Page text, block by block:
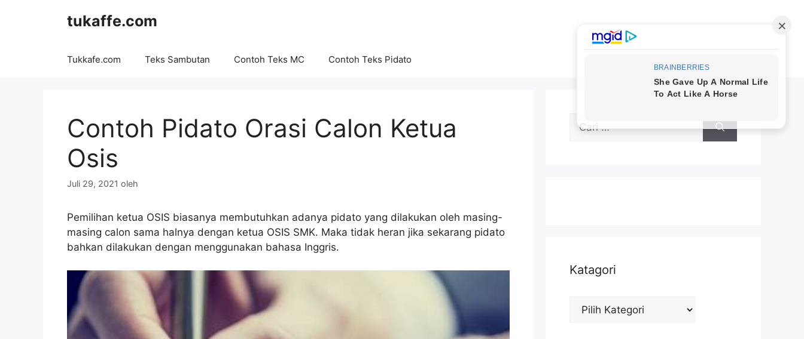
tukaffe.com
Tukkafe.com Teks Sambutan Contoh Teks MC Contoh Teks Pidato
Contoh Pidato Orasi Calon Ketua
Osis
Juli 29, 2021 oleh
Pemilihan ketua OSIS biasanya membutuhkan adanya pidato yang dilakukan oleh masing-
masing calon sama halnya dengan ketua OSIS SMK. Maka tidak heran jika sekarang pidato
bahkan dilakukan dengan menggunakan bahasa Inggris.
untuk:
Katagori
Katagori